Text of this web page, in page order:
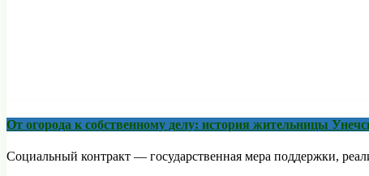
От огорода к собственному делу: история жительницы
Социальный контракт — государственная мера поддержки,